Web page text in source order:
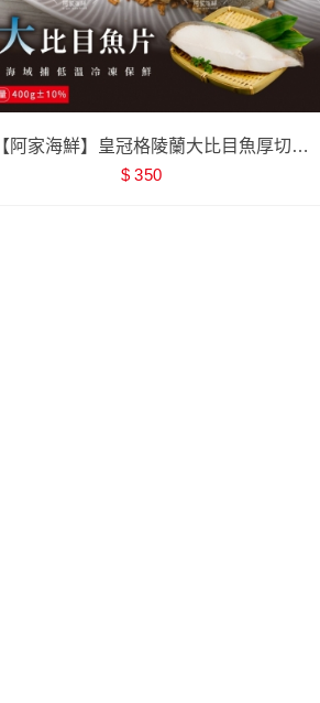
【阿家海鮮】皇冠格陵蘭大比目魚厚切
(370g±10%/片)
$ 350